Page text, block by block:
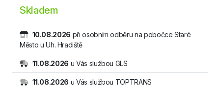
Skladem
10.08.2026 při osobním odběru na pobočce Staré
Město u Uh. Hradiště
11.08.2026 u Vás službou GLS
11.08.2026 u Vás službou TOPTRANS